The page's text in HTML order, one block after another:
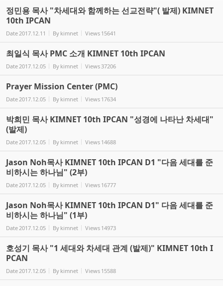
정민용 목사 "차세대와 함께하는 선교전략"( 발제) KIMNET
10th IPCAN
Date 2017.12.11 By kimnet Views 15641
최일식 목사 PMC 소개 KIMNET 10th IPCAN
Date 2017.12.05 By kimnet Views 37206
Prayer Mission Center (PMC)
Date 2017.12.05 By kimnet Views 17634
박희민 목사 KIMNET 10th IPCAN "성경에 나타난 차세대"
(발제)
Date 2017.12.05 By kimnet Views 14688
Jason Noh목사 KIMNET 10th IPCAN D1 "다음 세대를 준
비하시는 하나님" (2부)
Date 2017.12.05 By kimnet Views 16777
Jason Noh목사 KIMNET 10th IPCAN D1" 다음 세대를 준
비하시는 하나님" (1부)
Date 2017.12.05 By kimnet Views 14973
호성기 목사 "1 세대와 차세대 관계 (발제)" KIMNET 10th I
PCAN
Date 2017.12.05 By kimnet Views 15588